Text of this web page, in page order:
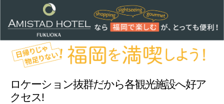
ロケーション抜群だから各観光施設へ好ア
クセス!